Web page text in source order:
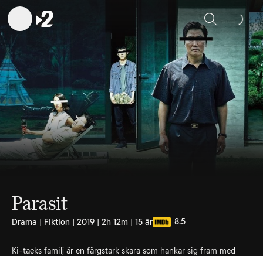
Sök
Parasit
Drama | Fiktion | 2019 | 2h 12m | 15 år 8.5
Ki-taeks familj är en färgstark skara som hankar sig fram med